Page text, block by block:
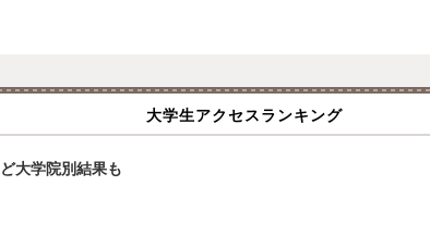
大学生アクセスランキング
大学院別結果も